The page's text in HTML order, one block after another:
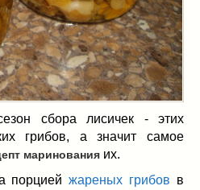
сбора лисичек - этих
грибов, а значит самое
маринования их.
порциейжареных грибов в